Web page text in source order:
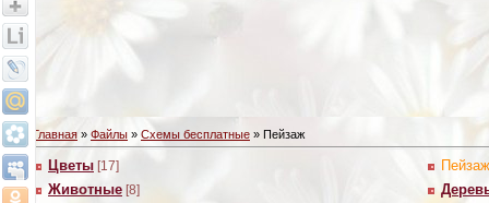
Главная » Файлы » Схемы бесплатные » Пейзаж
Цветы [17]
Пейзаж
Животные [8]